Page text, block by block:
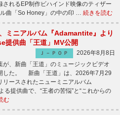
されるEP制作ビハインド映像のティザー
曲「So Honey」の中の印 … 続きを読む
ミニアルバム『Adamantite』より
提供曲「王道」MV公開
Ｊ－ＰＯＰ
2026年8月8日
、新曲「王道」のミュージックビデオ
した。 新曲「王道」は、2026年7月29
リースされたニューミニアルバム
る提供曲で、“王者の苦悩”と“これからの
む